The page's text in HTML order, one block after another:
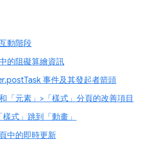
動階段
的阻礙算繪資訊
事件及其發起者箭頭
「元素」>「樣式」分頁的改善項目
式」跳到「動畫」
中的即時更新